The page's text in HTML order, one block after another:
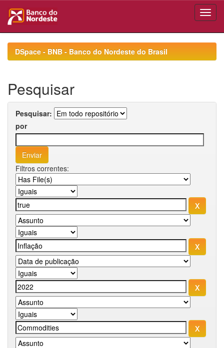
navigationDSpace - BNB - Banco do Nordeste do Brasil
Pesquisar
Pesquisar:
por
Filtros correntes: